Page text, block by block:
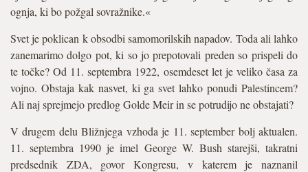
ognja, ki bo požgal sovražnike.«
Svet je poklican k obsodbi samomorilskih napadov. Toda ali lahko
zanemarimo dolgo pot, ki so jo prepotovali preden so prispeli do
te točke? Od 11. septembra 1922, osemdeset let je veliko časa za
vojno. Obstaja kak nasvet, ki ga svet lahko ponudi Palestincem?
Ali naj sprejmejo predlog Golde Meir in se potrudijo ne obstajati?
V drugem delu Bližnjega vzhoda je 11. september bolj aktualen.
11. septembra 1990 je imel George W. Bush starejši, takratni
predsednik ZDA, govor Kongresu, v katerem je naznanil